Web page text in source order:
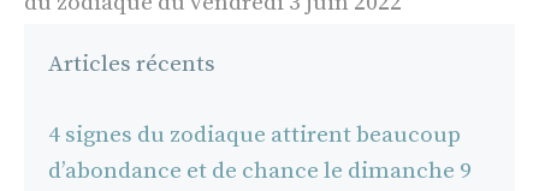
Articles récents
4 signes du zodiaque attirent beaucoup
d’abondance et de chance le dimanche 9